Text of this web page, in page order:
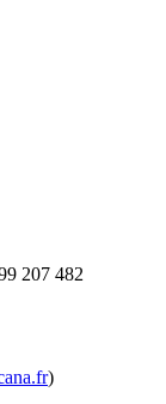
207 482
)